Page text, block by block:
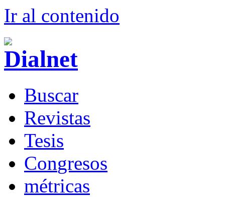
Ir al contenido
Buscar
Revistas
Tesis
Congresos
métricas